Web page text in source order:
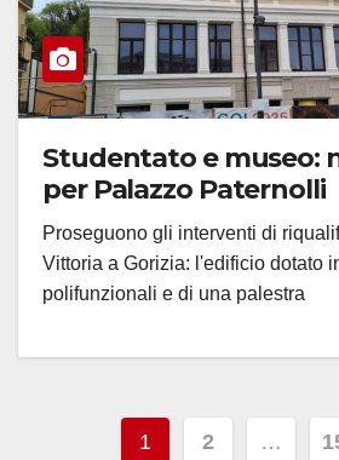
Studentato e museo:
per Palazzo Paternolli
Proseguono gli interventi di
Vittoria a Gorizia: l'edificio dotato
polifunzionali e di una palestra
Paginazione
1 2 …